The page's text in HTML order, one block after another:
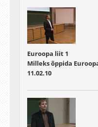
Euroopa liit 1
Milleks õppida
11.02.10